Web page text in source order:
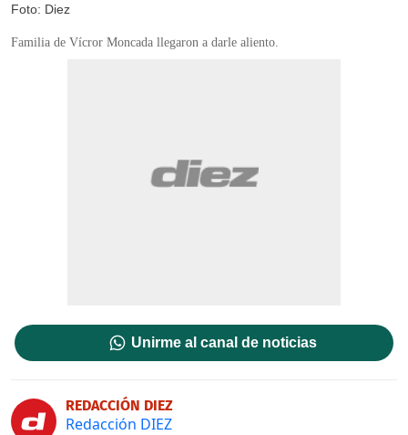
Foto: Diez
Familia de Vícror Moncada llegaron a darle aliento.
Unirme al canal de noticias
REDACCIÓN DIEZ
Redacción DIEZ